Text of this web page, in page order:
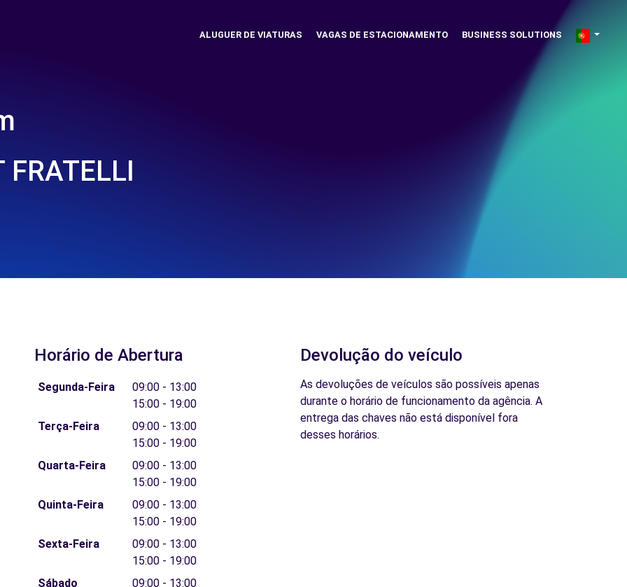
ALUGUER DE VIATURAS VAGAS DE ESTACIONAMENTO BUSINESS SOLUTIONS
FRATELLI
Horário de Abertura
Segunda-Feira
09:00 - 13:00
15:00 - 19:00
Terça-Feira
09:00 - 13:00
15:00 - 19:00
Quarta-Feira
09:00 - 13:00
15:00 - 19:00
Quinta-Feira
09:00 - 13:00
15:00 - 19:00
Sexta-Feira
09:00 - 13:00
15:00 - 19:00
Sábado
09:00 - 13:00
Devolução do veículo
As devoluções de veículos são possíveis apenas
durante o horário de funcionamento da agência. A
entrega das chaves não está disponível fora
desses horários.